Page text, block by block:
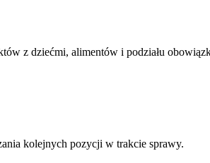
z dziećmi, alimentów i podziału
kolejnych pozycji w trakcie sprawy.